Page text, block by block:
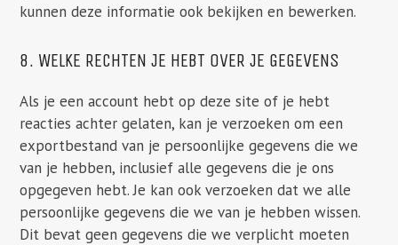
kunnen deze informatie ook bekijken en bewerken.
8. WELKE RECHTEN JE HEBT OVER JE GEGEVENS
Als je een account hebt op deze site of je hebt
reacties achter gelaten, kan je verzoeken om een
exportbestand van je persoonlijke gegevens die we
van je hebben, inclusief alle gegevens die je ons
opgegeven hebt. Je kan ook verzoeken dat we alle
persoonlijke gegevens die we van je hebben wissen.
Dit bevat geen gegevens die we verplicht moeten